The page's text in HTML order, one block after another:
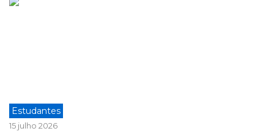
Estudantes
15 julho 2026